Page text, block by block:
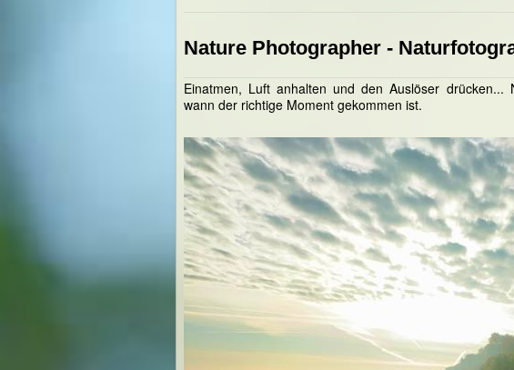
Nature Photographer -
Einatmen, Luft anhalten und den Auslöser
wann der richtige Moment gekommen ist.